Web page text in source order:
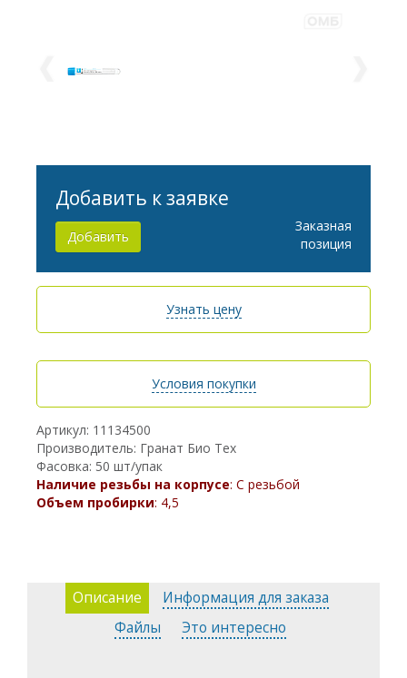
Артикул: 11134500
Производитель: Гранат Био Тех
Фасовка: 50 шт/упак
Наличие резьбы на корпусе: С резьбой
Объем пробирки: 4,5
Добавить к заявке
Добавить
Заказная
позиция
Узнать цену
Условия покупки
Описание
Информация для заказа
Файлы
Это интересно